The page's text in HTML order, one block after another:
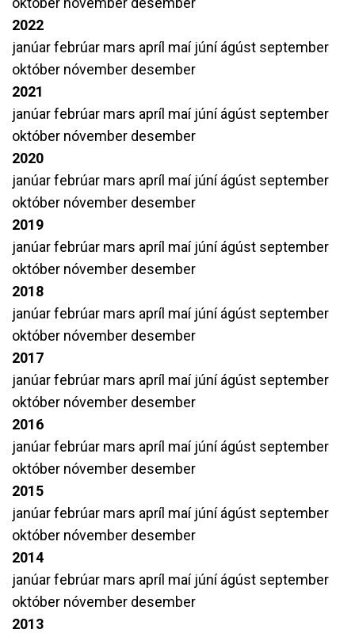
2022
janúarfebrúar mars apríl maí júníágúst september
október nóvember desember
2021
janúarfebrúar mars apríl maí júníágúst september
október nóvember desember
2020
janúarfebrúar mars apríl maí júníágúst september
október nóvember desember
2019
janúarfebrúar mars apríl maí júníágúst september
október nóvember desember
2018
janúarfebrúar mars apríl maí júníágúst september
október nóvember desember
2017
janúarfebrúar mars apríl maí júníágúst september
október nóvember desember
2016
janúarfebrúar mars apríl maí júníágúst september
október nóvember desember
2015
janúarfebrúar mars apríl maí júníágúst september
október nóvember desember
2014
janúarfebrúar mars apríl maí júníágúst september
október nóvember desember
2013